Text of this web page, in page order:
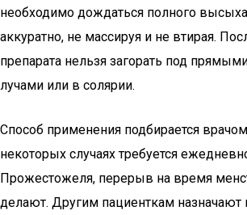
необходимо дождаться полного
аккуратно, не массируя и не втирая.
препарата нельзя загорать под
лучами или в солярии.
Способ применения подбирается
некоторых случаях требуется
Прожестожеля, перерыв на время
делают. Другим пациенткам назначают